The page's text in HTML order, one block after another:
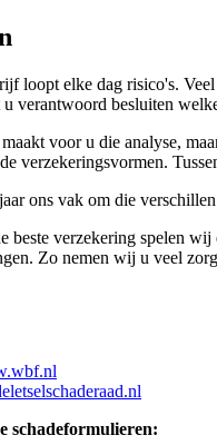
loopt elke dag risico's.
u verantwoord besluiten
voor u die analyse,
verzekeringsvormen.
ons vak om die
beste verzekering spelen
Zo nemen wij u veel
schadeformulieren: